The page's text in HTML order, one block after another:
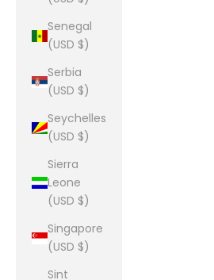
Senegal
(USD $)
Serbia
(USD $)
Seychelles
(USD $)
Sierra
Leone
(USD $)
Singapore
(USD $)
Sint